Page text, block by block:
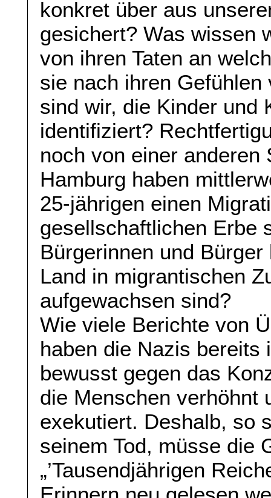
konkret über aus
gesichert? Was wissen
von ihren Taten an
sie nach ihren
sind wir, die Kinder und
identifiziert?
noch von einer
Hamburg haben
25-jährigen einen
gesellschaftlichen Erbe
Bürgerinnen und
Land in migrantischen
aufgewachsen sind?
Wie viele Berichte von
haben die Nazis bereits
bewusst gegen das
die Menschen verhöhnt
exekutiert. Deshalb, so
seinem Tod, müsse die
„’Tausendjährigen